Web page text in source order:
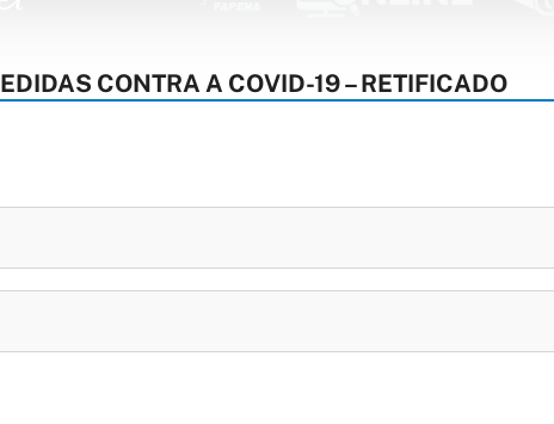
CONTRA A COVID-19 – RETIFICADO